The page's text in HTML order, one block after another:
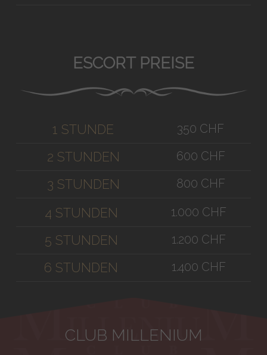
ESCORT PREISE
1 STUNDE 350 CHF
2 STUNDEN 600 CHF
3 STUNDEN 800 CHF
4 STUNDEN 1.000 CHF
5 STUNDEN 1.200 CHF
6 STUNDEN 1.400 CHF
CLUB MILLENIUM